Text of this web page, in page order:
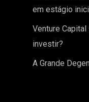
em estágio
Venture
investir?
A Grande